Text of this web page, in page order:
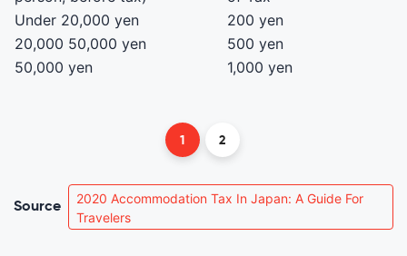
Under 20,000 yen
200 yen
20,000 50,000 yen
500 yen
50,000 yen
1,000 yen
1 2
Source
2020 Accommodation Tax In Japan: A Guide For
Travelers